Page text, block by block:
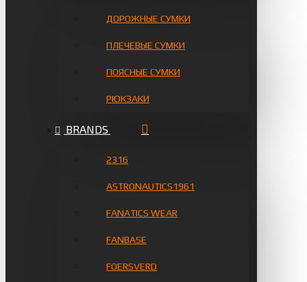
ДОРОЖНЫЕ СУМКИ
ПЛЕЧЕВЫЕ СУМКИ
ПОЯСНЫЕ СУМКИ
РЮКЗАКИ
BRANDS
2316
ASTRONAUTICS1961
FANATICS WEAR
FANBASE
FOERSVERD